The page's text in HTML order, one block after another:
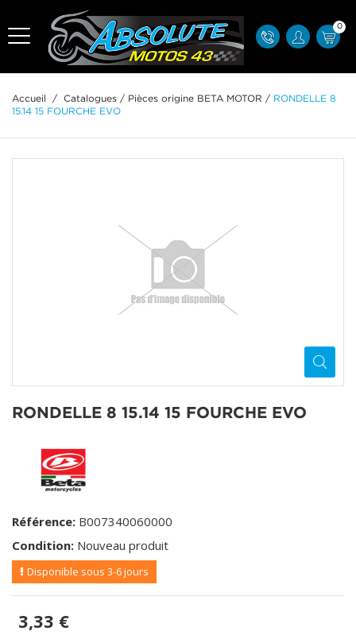
0
Accueil / Catalogues / Pièces origine BETA MOTOR /
RONDELLE 8
15.14 15 FOURCHE EVO
RONDELLE 8 15.14 15 FOURCHE EVO
Référence: B007340060000
Condition: Nouveau produit
Disponible sous 3-6 jours
3,33 €